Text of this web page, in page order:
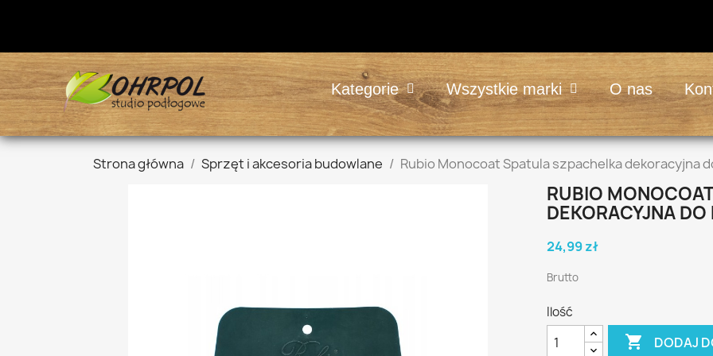
Kategorie Wszystkie marki O nas
Strona główna Sprzęt i akcesoria budowlane Rubio Monocoat Spatula szpachelka dekoracyjna
RUBIO
DEKORACYJNA
24,99 zł
Brutto
Ilość
 DODAJ